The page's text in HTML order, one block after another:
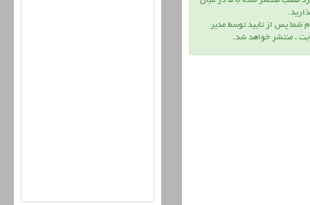
شما پس از تاييد توسط مدير
، منتشر خواهد شد.